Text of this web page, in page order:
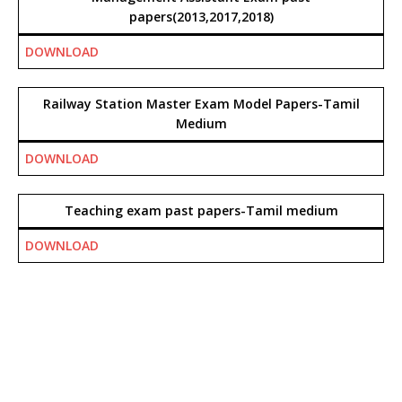
papers(2013,2017,2018)
DOWNLOAD
Railway Station Master Exam Model Papers-Tamil
Medium
DOWNLOAD
Teaching exam past papers-Tamil medium
DOWNLOAD